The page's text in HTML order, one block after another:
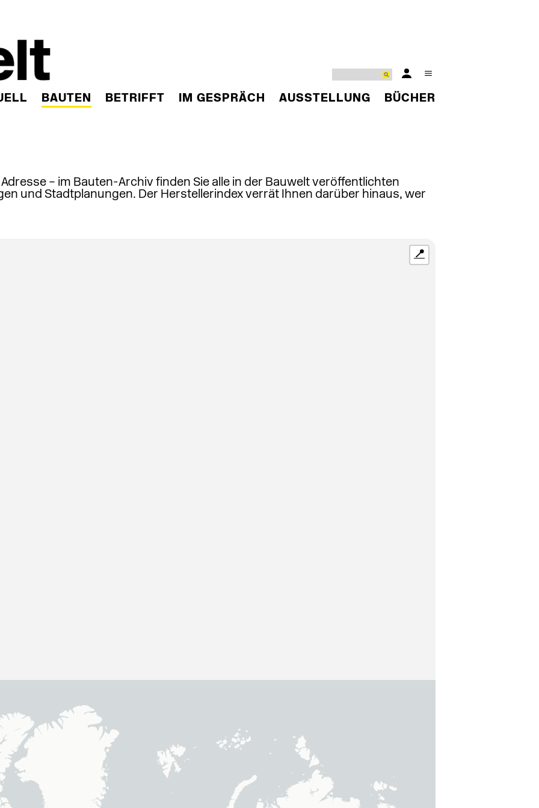
BAUTEN BETRIFFT IM GESPRÄCH AUSSTELLUNG BÜCHER
– im Bauten-Archiv finden Sie alle in der Bauwelt veröffentlichten
und Stadtplanungen. Der Herstellerindex verrät Ihnen darüber hinaus, wer
📍